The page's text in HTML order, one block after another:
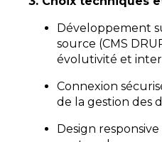
Développement
source (CMS
évolutivité et
Connexion
de la gestion des
Design